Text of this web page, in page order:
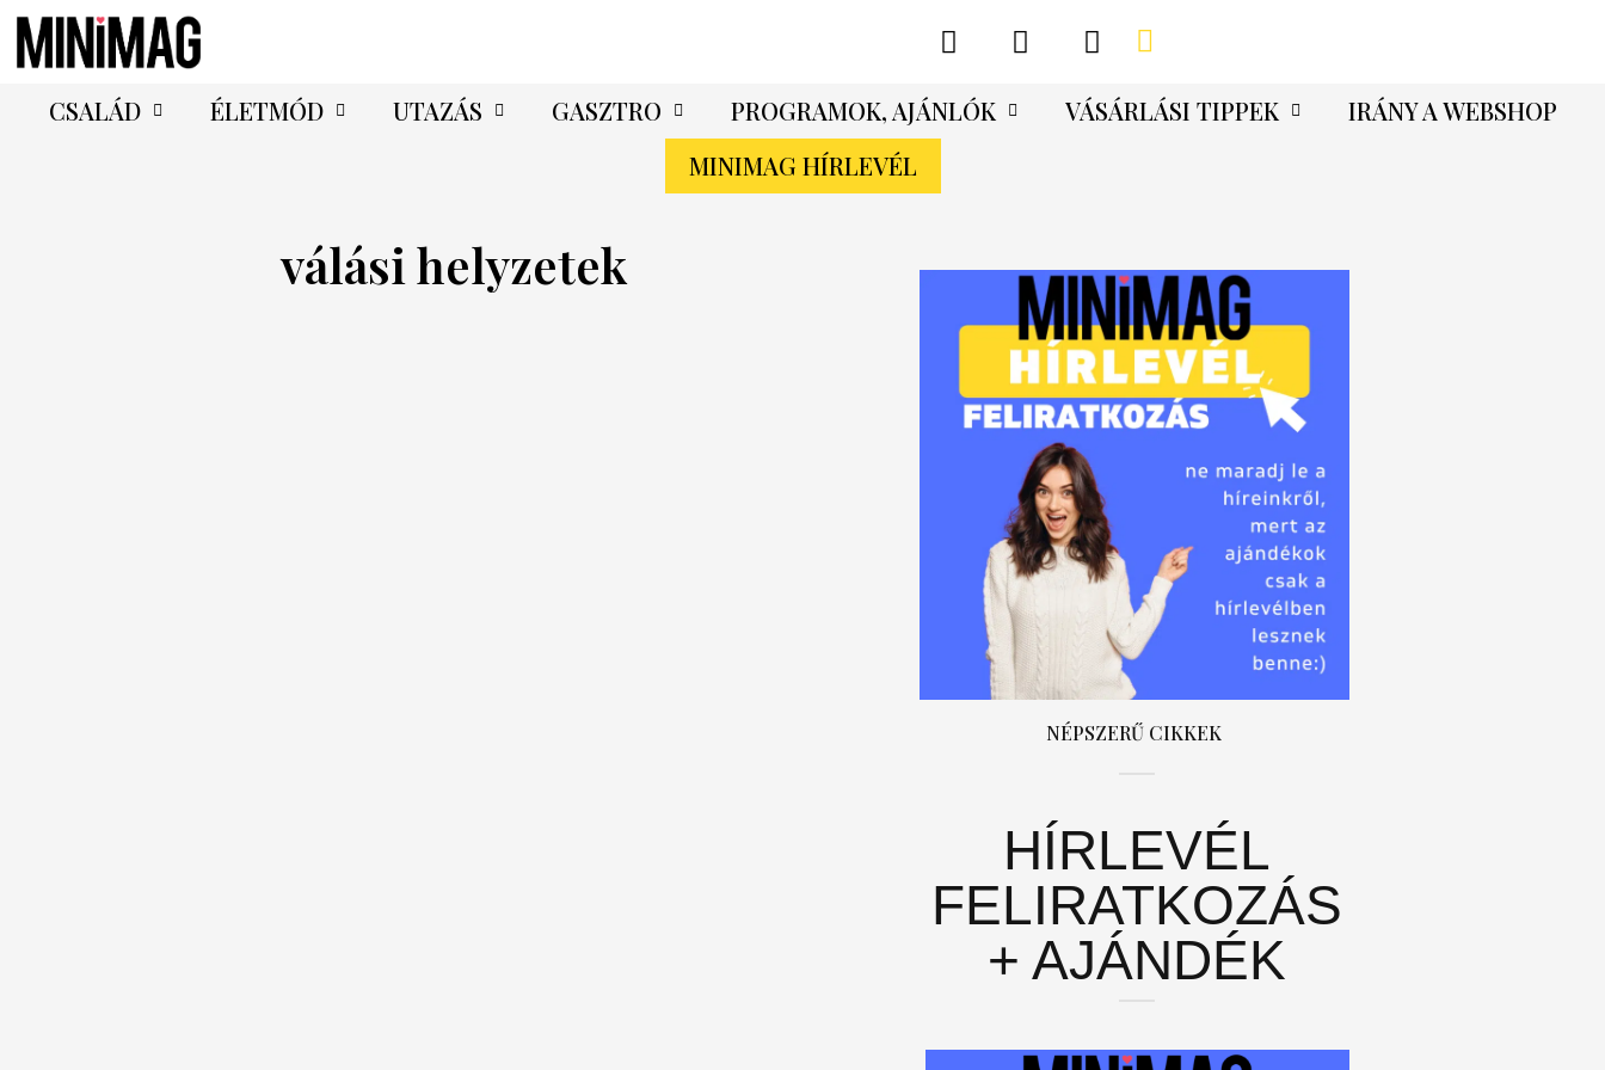
CSALÁD ÉLETMÓD UTAZÁS GASZTRO PROGRAMOK, AJÁNLÓK VÁSÁRLÁSI TIPPEK
IRÁNY A WEBSHOP
MINIMAG HÍRLEVÉL
válási helyzetek
NÉPSZERŰ CIKKEK
HÍRLEVÉL
FELIRATKOZÁS
+ AJÁNDÉK